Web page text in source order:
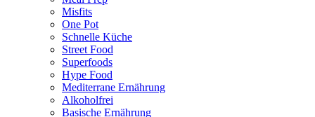
Misfits
One Pot
Schnelle Küche
Street Food
Superfoods
Hype Food
Mediterrane Ernährung
Alkoholfrei
Basische Ernährung